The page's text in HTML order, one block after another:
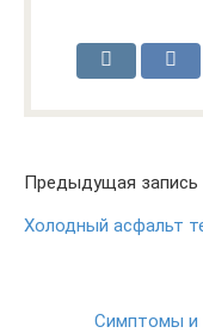
Предыдущая запись
Холодный асфальт
Симптомы и